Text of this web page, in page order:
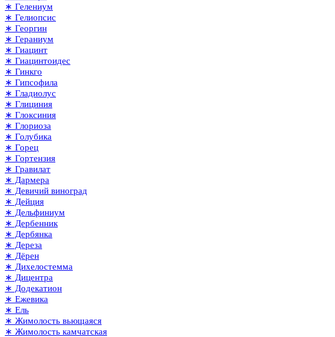
∗ Гелениум
∗ Гелиопсис
∗ Георгин
∗ Гераниум
∗ Гиацинт
∗ Гиацинтоидес
∗ Гинкго
∗ Гипсофила
∗ Гладиолус
∗ Глициния
∗ Глоксиния
∗ Глориоза
∗ Голубика
∗ Горец
∗ Гортензия
∗ Гравилат
∗ Дармера
∗ Девичий виноград
∗ Дейция
∗ Дельфиниум
∗ Дербенник
∗ Дербянка
∗ Дереза
∗ Дёрен
∗ Дихелостемма
∗ Дицентра
∗ Додекатион
∗ Ежевика
∗ Ель
∗ Жимолость вьющаяся
∗ Жимолость камчатская